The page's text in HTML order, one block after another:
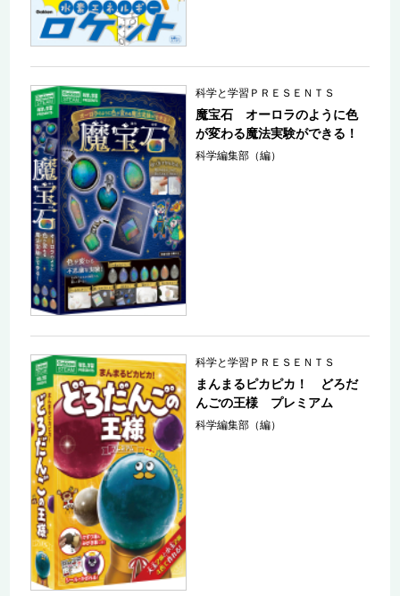
科学と学習ＰＲＥＳＥＮＴＳ
魔宝石 オーロラのように色
が変わる魔法実験ができる！
科学編集部（編）
科学と学習ＰＲＥＳＥＮＴＳ
まんまるピカピカ！ どろだ
んごの王様 プレミアム
科学編集部（編）